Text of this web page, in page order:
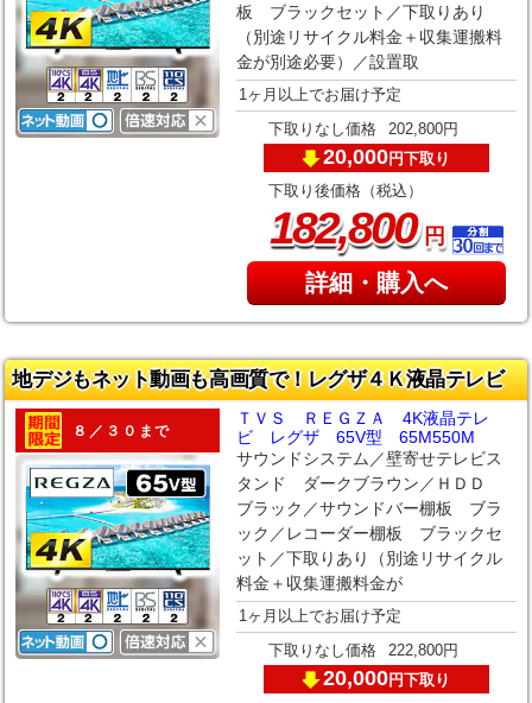
板 ブラックセット／下取りあり
（別途リサイクル料金＋収集運搬料
金が別途必要）／設置取
1ヶ月以上でお届け予定
下取りなし価格 202,800円
20,000円下取り
下取り後価格（税込）
182,800円
詳細・購入へ
地デジもネット動画も高画質で！レグザ４Ｋ液晶テレビ
８／３０まで
ＴＶＳ ＲＥＧＺＡ 4K液晶テレ
ビ レグザ 65V型 65M550M
サウンドシステム／壁寄せテレビス
タンド ダークブラウン／ＨＤＤ
ブラック／サウンドバー棚板 ブラ
ック／レコーダー棚板 ブラックセ
ット／下取りあり（別途リサイクル
料金＋収集運搬料金が
1ヶ月以上でお届け予定
下取りなし価格 222,800円
20,000円下取り